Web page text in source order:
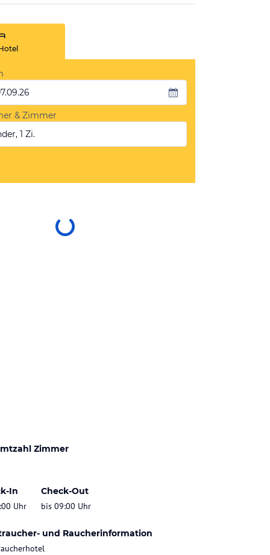
& Zimmer
1 Zi.
Zimmer
In
Uhr
Check-Out
bis 09:00 Uhr
und Raucherinformation